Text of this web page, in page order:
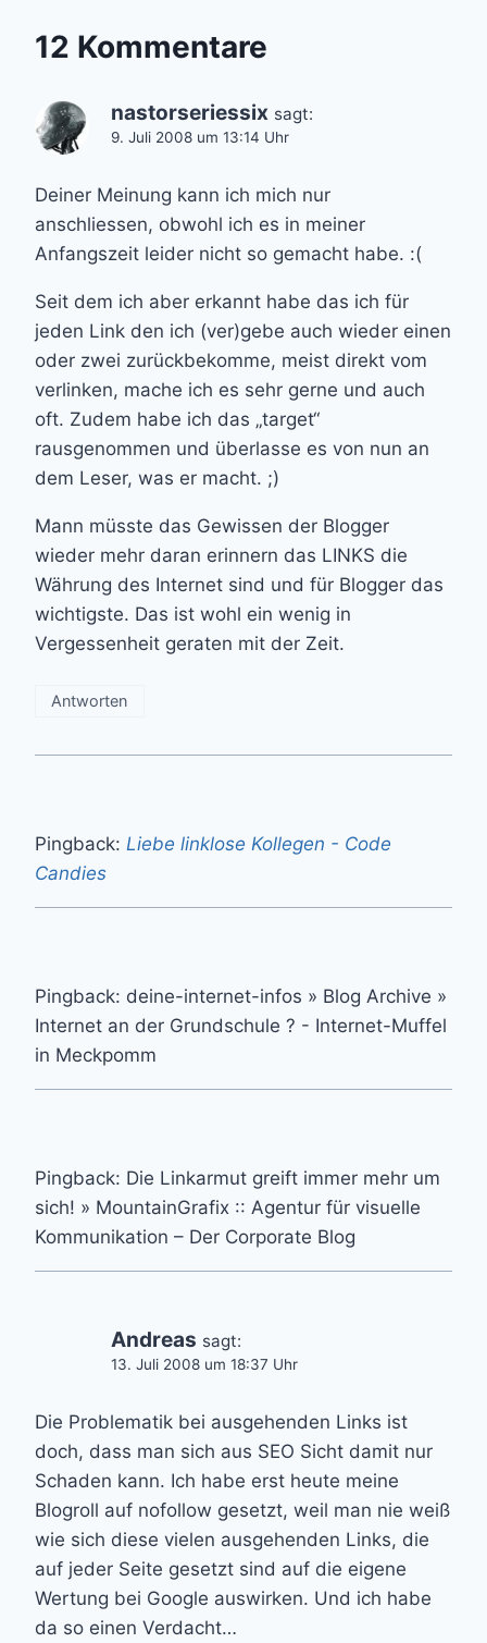
12 Kommentare
nastorseriessix sagt:
9. Juli 2008 um 13:14 Uhr
Deiner Meinung kann ich mich nur
anschliessen, obwohl ich es in meiner
Anfangszeit leider nicht so gemacht habe. :(
Seit dem ich aber erkannt habe das ich für
jeden Link den ich (ver)gebe auch wieder einen
oder zwei zurückbekomme, meist direkt vom
verlinken, mache ich es sehr gerne und auch
oft. Zudem habe ich das „target“
rausgenommen und überlasse es von nun an
dem Leser, was er macht. ;)
Mann müsste das Gewissen der Blogger
wieder mehr daran erinnern das LINKS die
Währung des Internet sind und für Blogger das
wichtigste. Das ist wohl ein wenig in
Vergessenheit geraten mit der Zeit.
Antworten
Pingback: Liebe linklose Kollegen - Code
Candies
Pingback: deine-internet-infos » Blog Archive »
Internet an der Grundschule ? - Internet-Muffel
in Meckpomm
Pingback: Die Linkarmut greift immer mehr um
sich! » MountainGrafix :: Agentur für visuelle
Kommunikation – Der Corporate Blog
Andreas sagt:
13. Juli 2008 um 18:37 Uhr
Die Problematik bei ausgehenden Links ist
doch, dass man sich aus SEO Sicht damit nur
Schaden kann. Ich habe erst heute meine
Blogroll auf nofollow gesetzt, weil man nie weiß
wie sich diese vielen ausgehenden Links, die
auf jeder Seite gesetzt sind auf die eigene
Wertung bei Google auswirken. Und ich habe
da so einen Verdacht…